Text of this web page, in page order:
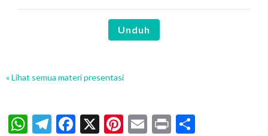
Unduh
« Lihat semua materi presentasi
WhatsApp
Telegram
Facebook
X Pinterest
Email
Print